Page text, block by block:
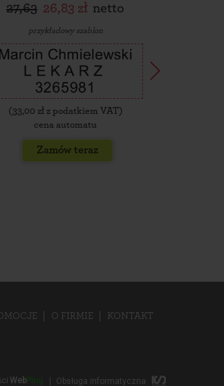
27,63 26,83 zł netto
przykładowy szablon
( 33,00 zł z podatkiem VAT)
cena automatu
Zamów teraz
O FIRMIE KONTAKT
Obsługa informatyczna
Web